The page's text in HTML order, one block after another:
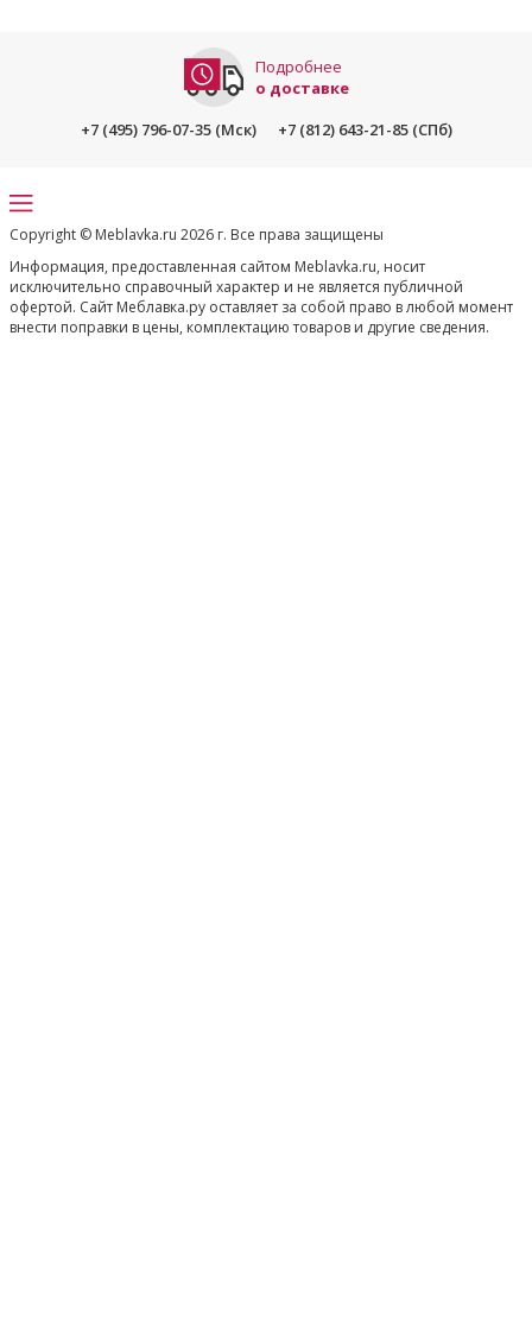
Подробнее
о доставке
+7 (495) 796-07-35 (Мск)
+7 (812) 643-21-85 (СПб)
Copyright © Meblavka.ru 2026 г. Все права защищены
Информация, предоставленная сайтом Meblavka.ru, носит
исключительно справочный характер и не является публичной
офертой. Сайт Меблавка.ру оставляет за собой право в любой момент
внести поправки в цены, комплектацию товаров и другие сведения.